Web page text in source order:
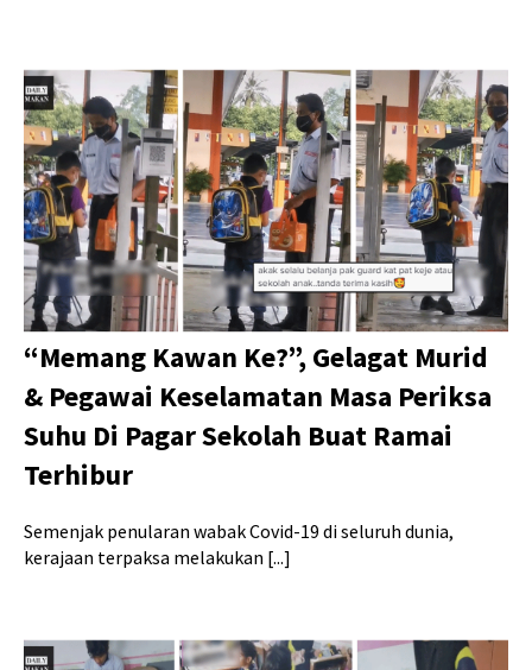
“Memang Kawan Ke?”, Gelagat Murid
& Pegawai Keselamatan Masa Periksa
Suhu Di Pagar Sekolah Buat Ramai
Terhibur
Semenjak penularan wabak Covid-19 di seluruh dunia,
kerajaan terpaksa melakukan [...]